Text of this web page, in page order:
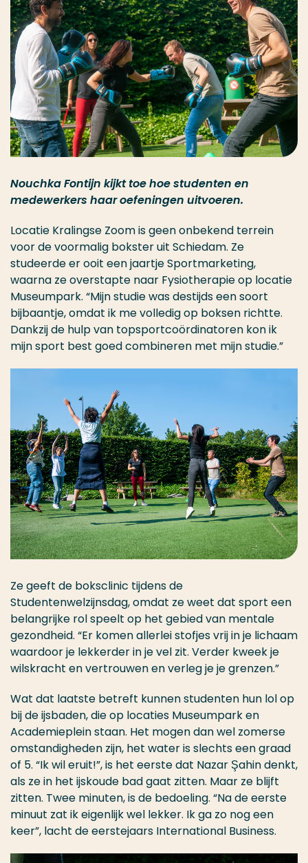
Nouchka Fontijn kijkt toe hoe studenten en
medewerkers haar oefeningen uitvoeren.
Locatie Kralingse Zoom is geen onbekend terrein
voor de voormalig bokster uit Schiedam. Ze
studeerde er ooit een jaartje Sportmarketing,
waarna ze overstapte naar Fysiotherapie op locatie
Museumpark. “Mijn studie was destijds een soort
bijbaantje, omdat ik me volledig op boksen richtte.
Dankzij de hulp van topsportcoördinatoren kon ik
mijn sport best goed combineren met mijn studie.”
Ze geeft de boksclinic tijdens de
Studentenwelzijnsdag, omdat ze weet dat sport een
belangrijke rol speelt op het gebied van mentale
gezondheid. “Er komen allerlei stofjes vrij in je lichaam
waardoor je lekkerder in je vel zit. Verder kweek je
wilskracht en vertrouwen en verleg je je grenzen.”
Wat dat laatste betreft kunnen studenten hun lol op
bij de ijsbaden, die op locaties Museumpark en
Academieplein staan. Het mogen dan wel zomerse
omstandigheden zijn, het water is slechts een graad
of 5. “Ik wil eruit!”, is het eerste dat Nazar Şahin denkt,
als ze in het ijskoude bad gaat zitten. Maar ze blijft
zitten. Twee minuten, is de bedoeling. “Na de eerste
minuut zat ik eigenlijk wel lekker. Ik ga zo nog een
keer”, lacht de eerstejaars International Business.